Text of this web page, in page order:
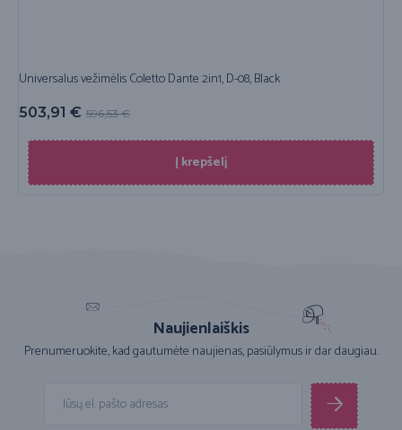
Universalus vežimėlis Coletto Dante 2in1, D-08, Black
596,53€
503,91 €
Į krepšelį
Naujienlaiškis
Prenumeruokite, kad gautumėte naujienas, pasiūlymus ir dar daugiau.